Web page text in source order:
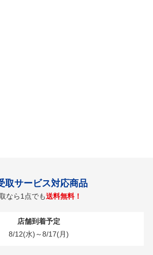
取サービス対応商品
なら1点でも送料無料！
店舗到着予定
8/12(水)～8/17(月)